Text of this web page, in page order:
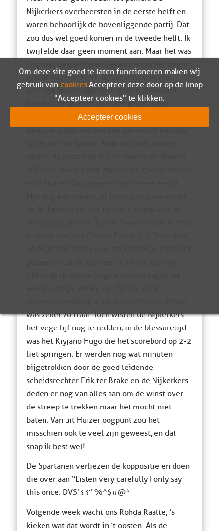
Nijkerkers overheersten in de eerste helft en
waren behoorlijk de bovenliggende partij. Dat
zou dus wel goed komen in de tweede helft. Ik
twijfelde daar geen moment aan. Maar het was
van de tweede helft. Ik had verwacht een
getergd Sparta Nijkerk te gaan zien maar ik
kwam bedrogen uit. In ieder geval in het
eerste kwartier van de tweede helft. In dat
kwartier zagen we wel een gevaarlijk balletje
was zeker zo fraai. Toch wisten de Nijkerkers
het vege lijf nog te redden, in de blessuretijd
was het Kiyjano Hugo die het scorebord op 2-2
liet springen. Er werden nog wat minuten
bijgetrokken door de goed leidende
scheidsrechter Erik ter Brake en de Nijkerkers
deden er nog van alles aan om de winst over
de streep te trekken maar het mocht niet
baten. Van uit Huizer oogpunt zou het
misschien ook te veel zijn geweest, en dat
snap ik best wel!
De Spartanen verliezen de koppositie en doen
die over aan “Listen very carefully I only say
this once: DVS’33” %^$#@*
Volgende week wacht ons Rohda Raalte, ’s
kieken wat dat wordt in ’t oosten. Als de
Om deze site goed te laten functioneren maken wij
gebruik van cookies. Accepteer deze door op de knop
"Accepteer cookies" te klikken.
Accepteer cookies